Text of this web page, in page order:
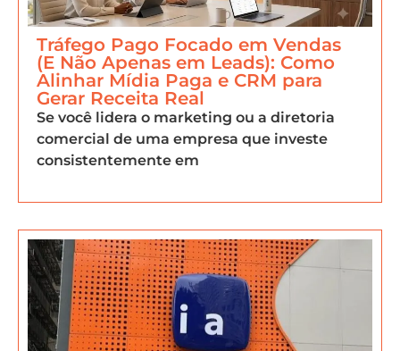
Tráfego Pago Focado em Vendas
(E Não Apenas em Leads): Como
Alinhar Mídia Paga e CRM para
Gerar Receita Real
Se você lidera o marketing ou a diretoria
comercial de uma empresa que investe
consistentemente em